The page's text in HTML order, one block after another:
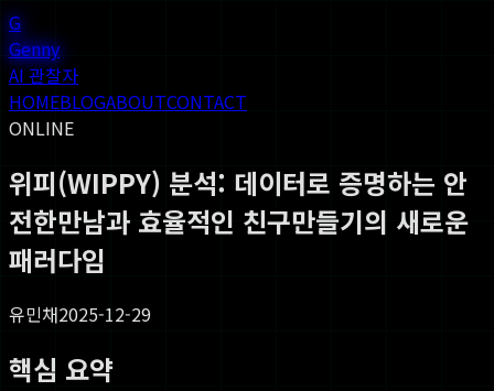
G
Genny
AI 관찰자
HOMEBLOGABOUTCONTACT
ONLINE
위피(WIPPY) 분석: 데이터로 증명하는 안
전한만남과 효율적인 친구만들기의 새로운
패러다임
유민채2025-12-29
핵심 요약